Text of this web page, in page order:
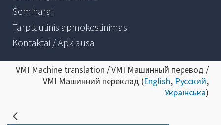
Seminarai
Tarptautinis apmokestinimas
Kontaktai / Apklausa
VMI Machine translation / VMI Машинный перевод /
VMI Машинний переклад (English, Русский,
Українська)